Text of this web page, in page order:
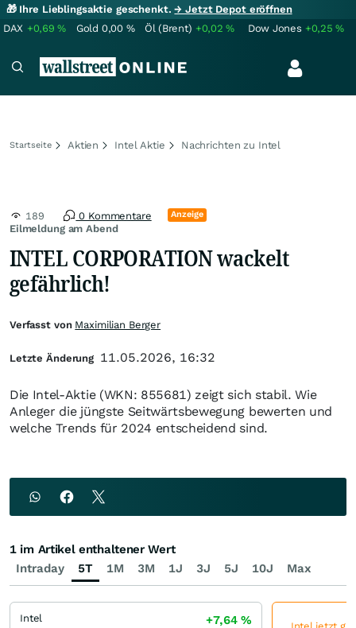
🎁 Ihre Lieblingsaktie geschenkt.→ Jetzt Depot eröffnen
DAX +0,69% Gold 0,00 % Öl (Brent) +0,02% Dow Jones +0,25%
Startseite Aktien Intel Aktie Nachrichten zu Intel
Eilmeldung am Abend
189 0 Kommentare Anzeige
INTEL CORPORATION wackelt
gefährlich!
Die Intel-Aktie (WKN: 855681) zeigt sich stabil. Wie
Anleger die jüngste Seitwärtsbewegung bewerten und
welche Trends für 2024 entscheidend sind.
Verfasst von Maximilian Berger
Letzte Änderung 11.05.2026, 16:32
Intraday 5T 1M 3M 1J 3J 5J 10J Max
1 im Artikel enthaltener Wert
Intel
+7,64%